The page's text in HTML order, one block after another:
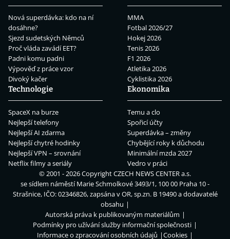
Nová superdávka: kdo na ní
dosáhne?
Sjezd sudetských Němců
Proč vláda zavádí EET?
Padni komu padni
Výpověď z práce vzor
Divoký kačer
MMA
Fotbal 2026/27
Hokej 2026
Tenis 2026
F1 2026
Atletika 2026
Cyklistika 2026
Technologie
SpaceX na burze
Nejlepší telefony
Nejlepší AI zdarma
Nejlepší chytré hodinky
Nejlepší VPN – srovnání
Netflix filmy a seriály
Ekonomika
Temu a clo
Spořicí účty
Superdávka – změny
Chybějící roky k důchodu
Minimální mzda 2027
Vedro v práci
© 2001 - 2026 CopyrightCZECH NEWS CENTER a.s.
se sídlem náměstí Marie Schmolkové 3493/1, 100 00 Praha 10 -
Strašnice, IČO: 02346826, zapsána v OR, sp.zn. B 19490 a dodavatelé
obsahu
Autorská práva k publikovaným materiálům
Podmínky pro užívání služby informační společnosti
Informace o zpracování osobních údajů
Cookies